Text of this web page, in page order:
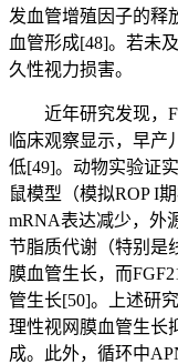
发血管增殖因子的释
血管形成[48]。若未
久性视力损害。
近年研究发现，
临床观察显示，早产
低[49]。动物实验证
鼠模型（模拟ROP I
mRNA表达减少，外
节脂质代谢（特别是
膜血管生长，而
管生长[50]。上述研
理性视网膜血管生长
成。此外，循环中